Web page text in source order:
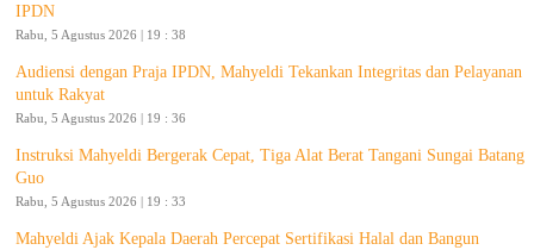
IPDN
Rabu, 5 Agustus 2026 | 19 : 38
Audiensi dengan Praja IPDN, Mahyeldi Tekankan Integritas dan Pelayanan
untuk Rakyat
Rabu, 5 Agustus 2026 | 19 : 36
Instruksi Mahyeldi Bergerak Cepat, Tiga Alat Berat Tangani Sungai Batang
Guo
Rabu, 5 Agustus 2026 | 19 : 33
Mahyeldi Ajak Kepala Daerah Percepat Sertifikasi Halal dan Bangun